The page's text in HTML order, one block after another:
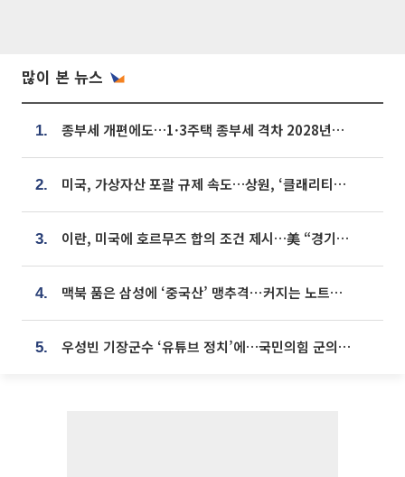
많이 본 뉴스
1. 종부세 개편에도…1·3주택 종부세 격차 2028년부터 확대
2. 미국, 가상자산 포괄 규제 속도…상원, ‘클래리티법’ 9월 절차투표 추진
3. 이란, 미국에 호르무즈 합의 조건 제시…美 “경기 아직 안 끝나” [종합]
4. 맥북 품은 삼성에 ‘중국산’ 맹추격⋯커지는 노트북 OLED 시장
5. 우성빈 기장군수 ‘유튜브 정치’에…국민의힘 군의원들 집단 반발